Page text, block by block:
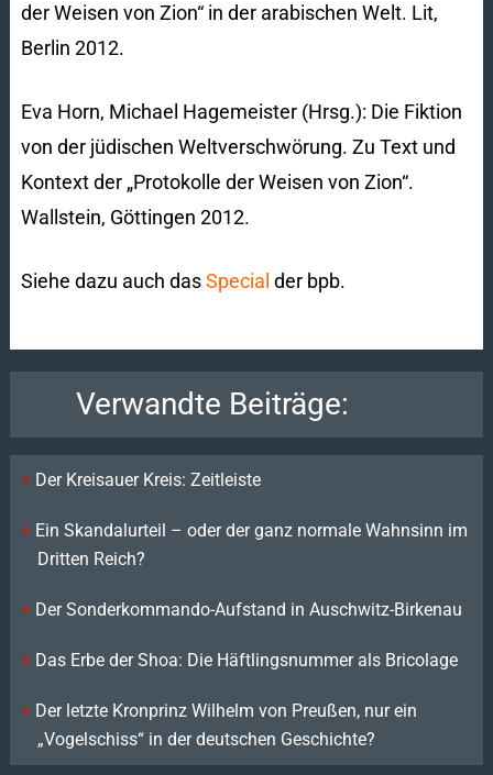
der Weisen von Zion“ in der arabischen Welt. Lit,
Berlin 2012.
Eva Horn, Michael Hagemeister (Hrsg.): Die Fiktion
von der jüdischen Weltverschwörung. Zu Text und
Kontext der „Protokolle der Weisen von Zion“.
Wallstein, Göttingen 2012.
Siehe dazu auch dasSpecial der bpb.
Verwandte Beiträge:
Der Kreisauer Kreis: Zeitleiste
Ein Skandalurteil – oder der ganz normale Wahnsinn im
Dritten Reich?
Der Sonderkommando-Aufstand in Auschwitz-Birkenau
Das Erbe der Shoa: Die Häftlingsnummer als Bricolage
Der letzte Kronprinz Wilhelm von Preußen, nur ein
„Vogelschiss“ in der deutschen Geschichte?